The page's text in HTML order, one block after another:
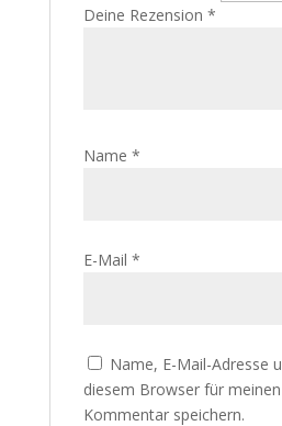
Deine Rezension *
Name *
E-Mail *
Name, E-Mail-Adresse
diesem Browser für
Kommentar speichern.